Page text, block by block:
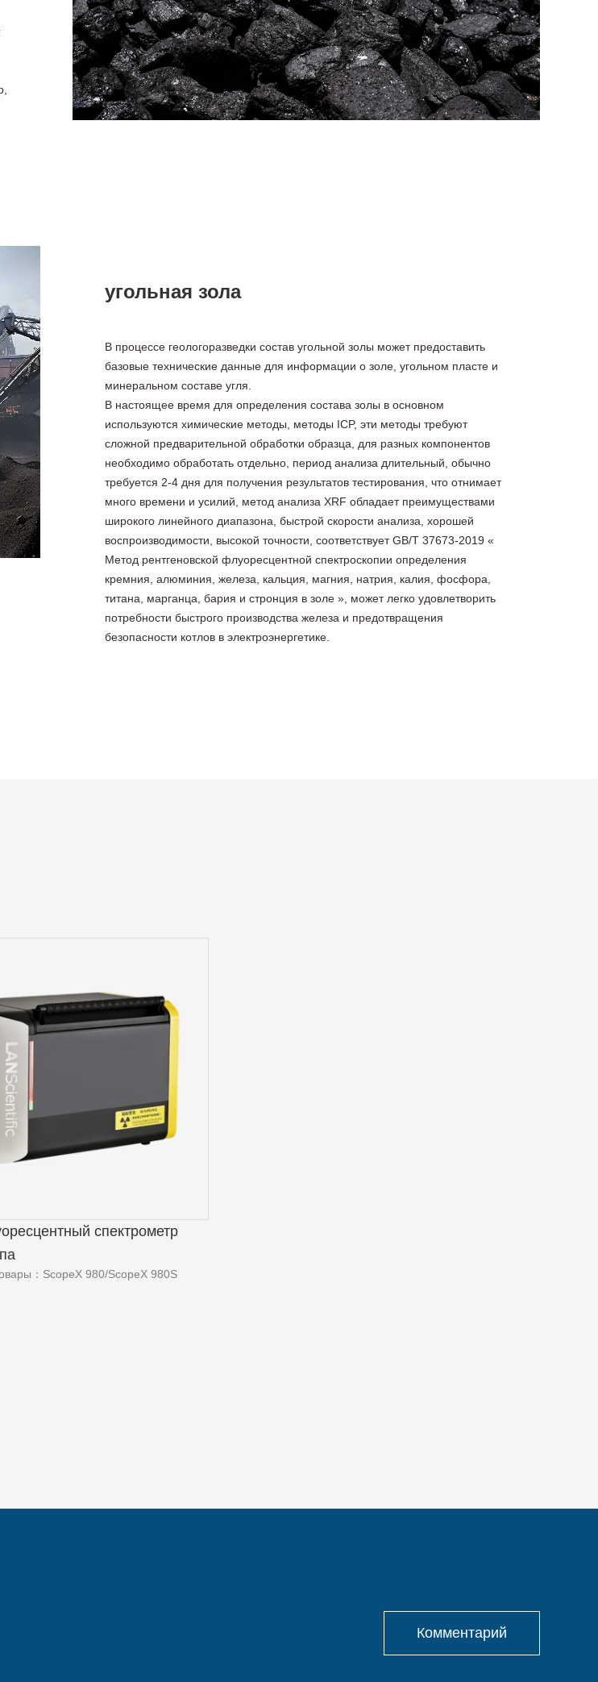
угольная зола
В процессе геологоразведки состав угольной золы может предоставить
базовые технические данные для информации о золе, угольном пласте и
минеральном составе угля.
В настоящее время для определения состава золы в основном
используются химические методы, методы ICP, эти методы требуют
сложной предварительной обработки образца, для разных компонентов
необходимо обработать отдельно, период анализа длительный, обычно
требуется 2-4 дня для получения результатов тестирования, что отнимает
много времени и усилий, метод анализа XRF обладает преимуществами
широкого линейного диапазона, быстрой скорости анализа, хорошей
воспроизводимости, высокой точности, соответствует GB/T 37673-2019 «
Метод рентгеновской флуоресцентной спектроскопии определения
кремния, алюминия, железа, кальция, магния, натрия, калия, фосфора,
титана, марганца, бария и стронция в золе », может легко удовлетворить
потребности быстрого производства железа и предотвращения
безопасности котлов в электроэнергетике.
спектрометр
：ScopeX 980/ScopeX 980S
Комментарий